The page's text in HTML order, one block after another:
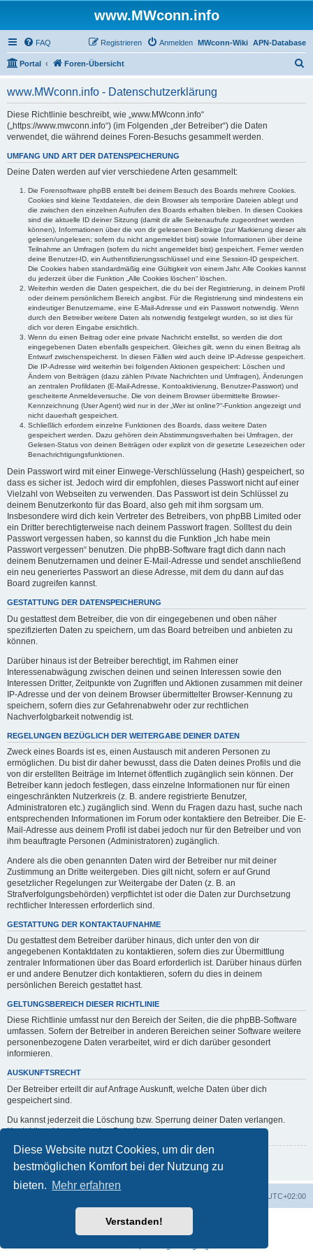
Diese Website nutzt Cookies, um dir den
bestmöglichen Komfort bei der Nutzung zu
bieten. Mehr erfahren
Verstanden!
www.MWconn.info
FAQ APN-Database
MWconn-Wiki
Anmelden
Registrieren
Portal Foren-Übersicht
www.MWconn.info - Datenschutzerklärung
Diese Richtlinie beschreibt, wie „www.MWconn.info“
(„https://www.mwconn.info“) (im Folgenden „der Betreiber“) die Daten
verwendet, die während deines Foren-Besuchs gesammelt werden.
UMFANG UND ART DER DATENSPEICHERUNG
Deine Daten werden auf vier verschiedene Arten gesammelt:
Die Forensoftware phpBB erstellt bei deinem Besuch des Boards mehrere Cookies.
Cookies sind kleine Textdateien, die dein Browser als temporäre Dateien ablegt und
die zwischen den einzelnen Aufrufen des Boards erhalten bleiben. In diesen Cookies
sind die aktuelle ID deiner Sitzung (damit dir alle Seitenaufrufe zugeordnet werden
können), Informationen über die von dir gelesenen Beiträge (zur Markierung dieser als
gelesen/ungelesen; sofern du nicht angemeldet bist) sowie Informationen über deine
Teilnahme an Umfragen (sofern du nicht angemeldet bist) gespeichert. Ferner werden
deine Benutzer-ID, ein Authentifizierungsschlüssel und eine Session-ID gespeichert.
Die Cookies haben standardmäßig eine Gültigkeit von einem Jahr. Alle Cookies kannst
du jederzeit über die Funktion „Alle Cookies löschen“ löschen.
Weiterhin werden die Daten gespeichert, die du bei der Registrierung, in deinem Profil
oder deinem persönlichem Bereich angibst. Für die Registrierung sind mindestens ein
eindeutiger Benutzername, eine E-Mail-Adresse und ein Passwort notwendig. Wenn
durch den Betreiber weitere Daten als notwendig festgelegt wurden, so ist dies für
dich vor deren Eingabe ersichtlich.
Wenn du einen Beitrag oder eine private Nachricht erstellst, so werden die dort
eingegebenen Daten ebenfalls gespeichert. Gleiches gilt, wenn du einen Beitrag als
Entwurf zwischenspeicherst. In diesen Fällen wird auch deine IP-Adresse gespeichert.
Die IP-Adresse wird weiterhin bei folgenden Aktionen gespeichert: Löschen und
Ändern von Beiträgen (dazu zählen Private Nachrichten und Umfragen), Änderungen
an zentralen Profildaten (E-Mail-Adresse, Kontoaktivierung, Benutzer-Passwort) und
gescheiterte Anmeldeversuche. Die von deinem Browser übermittelte Browser-
Kennzeichnung (User Agent) wird nur in der „Wer ist online?“-Funktion angezeigt und
nicht dauerhaft gespeichert.
Schließlich erfordern einzelne Funktionen des Boards, dass weitere Daten
gespeichert werden. Dazu gehören dein Abstimmungsverhalten bei Umfragen, der
Gelesen-Status von deinen Beiträgen oder explizit von dir gesetzte Lesezeichen oder
Benachrichtigungsfunktionen.
Dein Passwort wird mit einer Einwege-Verschlüsselung (Hash) gespeichert, so
dass es sicher ist. Jedoch wird dir empfohlen, dieses Passwort nicht auf einer
Vielzahl von Webseiten zu verwenden. Das Passwort ist dein Schlüssel zu
deinem Benutzerkonto für das Board, also geh mit ihm sorgsam um.
Insbesondere wird dich kein Vertreter des Betreibers, von phpBB Limited oder
ein Dritter berechtigterweise nach deinem Passwort fragen. Solltest du dein
Passwort vergessen haben, so kannst du die Funktion „Ich habe mein
Passwort vergessen“ benutzen. Die phpBB-Software fragt dich dann nach
deinem Benutzernamen und deiner E-Mail-Adresse und sendet anschließend
ein neu generiertes Passwort an diese Adresse, mit dem du dann auf das
Board zugreifen kannst.
GESTATTUNG DER DATENSPEICHERUNG
Du gestattest dem Betreiber, die von dir eingegebenen und oben näher
spezifizierten Daten zu speichern, um das Board betreiben und anbieten zu
können.
Darüber hinaus ist der Betreiber berechtigt, im Rahmen einer
Interessenabwägung zwischen deinen und seinen Interessen sowie den
Interessen Dritter, Zeitpunkte von Zugriffen und Aktionen zusammen mit deiner
IP-Adresse und der von deinem Browser übermittelter Browser-Kennung zu
speichern, sofern dies zur Gefahrenabwehr oder zur rechtlichen
Nachverfolgbarkeit notwendig ist.
REGELUNGEN BEZÜGLICH DER WEITERGABE DEINER DATEN
Zweck eines Boards ist es, einen Austausch mit anderen Personen zu
ermöglichen. Du bist dir daher bewusst, dass die Daten deines Profils und die
von dir erstellten Beiträge im Internet öffentlich zugänglich sein können. Der
Betreiber kann jedoch festlegen, dass einzelne Informationen nur für einen
eingeschränkten Nutzerkreis (z. B. andere registrierte Benutzer,
Administratoren etc.) zugänglich sind. Wenn du Fragen dazu hast, suche nach
entsprechenden Informationen im Forum oder kontaktiere den Betreiber. Die E-
Mail-Adresse aus deinem Profil ist dabei jedoch nur für den Betreiber und von
ihm beauftragte Personen (Administratoren) zugänglich.
Andere als die oben genannten Daten wird der Betreiber nur mit deiner
Zustimmung an Dritte weitergeben. Dies gilt nicht, sofern er auf Grund
gesetzlicher Regelungen zur Weitergabe der Daten (z. B. an
Strafverfolgungsbehörden) verpflichtet ist oder die Daten zur Durchsetzung
rechtlicher Interessen erforderlich sind.
GESTATTUNG DER KONTAKTAUFNAHME
Du gestattest dem Betreiber darüber hinaus, dich unter den von dir
angegebenen Kontaktdaten zu kontaktieren, sofern dies zur Übermittlung
zentraler Informationen über das Board erforderlich ist. Darüber hinaus dürfen
er und andere Benutzer dich kontaktieren, sofern du dies in deinem
persönlichen Bereich gestattet hast.
GELTUNGSBEREICH DIESER RICHTLINIE
Diese Richtlinie umfasst nur den Bereich der Seiten, die die phpBB-Software
umfassen. Sofern der Betreiber in anderen Bereichen seiner Software weitere
personenbezogene Daten verarbeitet, wird er dich darüber gesondert
informieren.
AUSKUNFTSRECHT
Der Betreiber erteilt dir auf Anfrage Auskunft, welche Daten über dich
gespeichert sind.
Du kannst jederzeit die Löschung bzw. Sperrung deiner Daten verlangen.
Kontaktiere hierzu bitte den Betreiber.
Zurück zur vorherigen Seite
UTC+02:00
Powered byphpBB® Forum Software © phpBB Limited
phpBB.de